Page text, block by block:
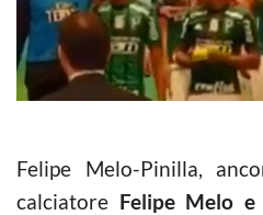
Felipe Melo-Pinilla,
calciatore Felipe Melo e